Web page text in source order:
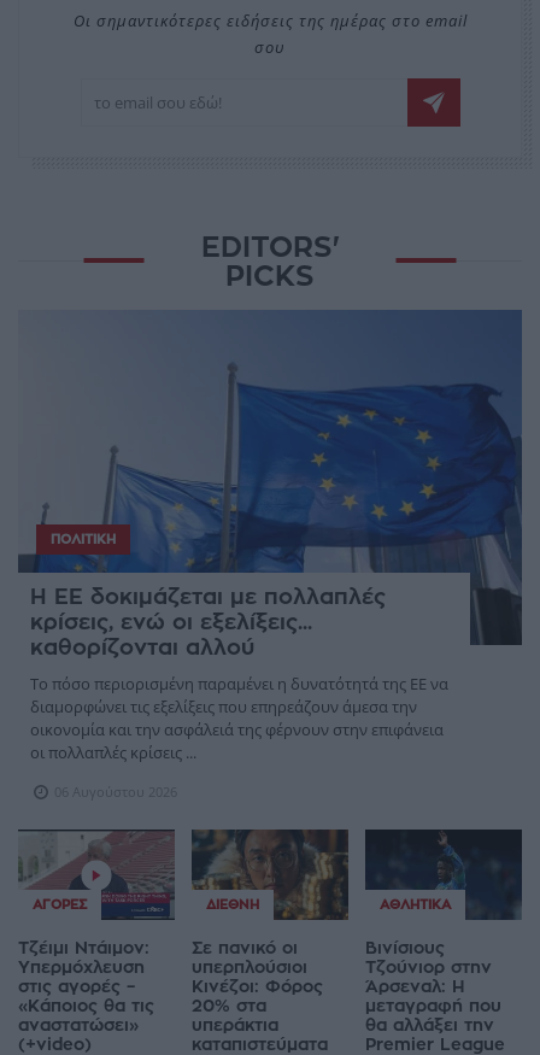
Οι σημαντικότερες ειδήσεις της ημέρας στο email
σου
EDITORS'
PICKS
ΠΟΛΙΤΙΚΉ
Η ΕΕ δοκιμάζεται με πολλαπλές
κρίσεις, ενώ οι εξελίξεις...
καθορίζονται αλλού
Το πόσο περιορισμένη παραμένει η δυνατότητά της ΕΕ να
διαμορφώνει τις εξελίξεις που επηρεάζουν άμεσα την
οικονομία και την ασφάλειά της φέρνουν στην επιφάνεια
οι πολλαπλές κρίσεις ...
06 Αυγούστου 2026
ΑΓΟΡΈΣ
Τζέιμι Ντάιμον:
Υπερμόχλευση
στις αγορές –
«Κάποιος θα τις
αναστατώσει»
(+video)
ΔΙΕΘΝΉ
Σε πανικό οι
υπερπλούσιοι
Κινέζοι: Φόρος
20% στα
υπεράκτια
καταπιστεύματα
ΑΘΛΗΤΙΚΆ
Βινίσιους
Τζούνιορ στην
Άρσεναλ: Η
μεταγραφή που
θα αλλάξει την
Premier League